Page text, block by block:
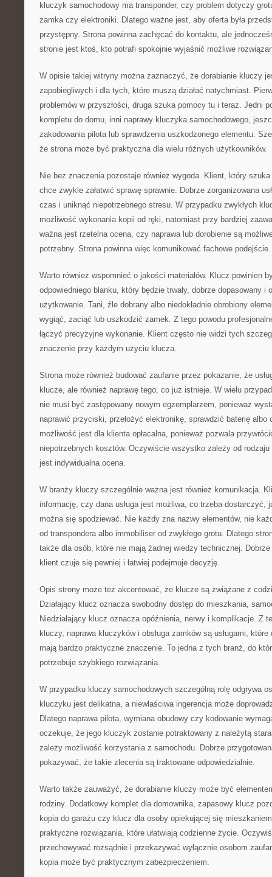
kluczyk samochodowy ma transponder, czy problem dotyczy
zamka czy elektroniki. Dlatego ważne jest, aby oferta była
przystępny. Strona powinna zachęcać do kontaktu, ale
stronie jest ktoś, kto potrafi spokojnie wyjaśnić możliwe
W opisie takiej witryny można zaznaczyć, że dorabianie kluczy
zapobiegliwych i dla tych, które muszą działać natychmiast.
problemów w przyszłości, druga szuka pomocy tu i teraz. Jedni
kompletu do domu, inni naprawy kluczyka samochodowego,
zakodowania pilota lub sprawdzenia uszkodzonego elementu.
że strona może być praktyczna dla wielu różnych użytkowników.
Nie bez znaczenia pozostaje również wygoda. Klient, który
chce zwykle załatwić sprawę sprawnie. Dobrze zorganizowana
czas i uniknąć niepotrzebnego stresu. W przypadku zwykłych
możliwość wykonania kopii od ręki, natomiast przy bardziej
ważna jest rzetelna ocena, czy naprawa lub dorobienie są
potrzebny. Strona powinna więc komunikować fachowe podejście.
Warto również wspomnieć o jakości materiałów. Klucz powinien
odpowiedniego blanku, który będzie trwały, dobrze dopasowany i
użytkowanie. Tani, źle dobrany albo niedokładnie obrobiony
wygiąć, zaciąć lub uszkodzić zamek. Z tego powodu
łączyć precyzyjne wykonanie. Klient często nie widzi tych
znaczenie przy każdym użyciu klucza.
Strona może również budować zaufanie przez pokazanie, że
klucze, ale również naprawę tego, co już istnieje. W wielu
nie musi być zastępowany nowym egzemplarzem, ponieważ
naprawić przyciski, przełożyć elektronikę, sprawdzić baterię albo
możliwość jest dla klienta opłacalna, ponieważ pozwala
niepotrzebnych kosztów. Oczywiście wszystko zależy od
jest indywidualna ocena.
W branży kluczy szczególnie ważna jest również komunikacja.
informację, czy dana usługa jest możliwa, co trzeba dostarczyć,
można się spodziewać. Nie każdy zna nazwy elementów, nie
od transpondera albo immobiliser od zwykłego grotu. Dlatego
także dla osób, które nie mają żadnej wiedzy technicznej. Dobrze
klient czuje się pewniej i łatwiej podejmuje decyzję.
Opis strony może też akcentować, że klucze są związane z
Działający klucz oznacza swobodny dostęp do mieszkania,
Niedziałający klucz oznacza opóźnienia, nerwy i komplikacje. Z
kluczy, naprawa kluczyków i obsługa zamków są usługami,
mają bardzo praktyczne znaczenie. To jedna z tych branż, do
potrzebuje szybkiego rozwiązania.
W przypadku kluczy samochodowych szczególną rolę odgrywa
kluczyku jest delikatna, a niewłaściwa ingerencja może
Dlatego naprawa pilota, wymiana obudowy czy kodowanie
oczekuje, że jego kluczyk zostanie potraktowany z należytą
zależy możliwość korzystania z samochodu. Dobrze
pokazywać, że takie zlecenia są traktowane odpowiedzialnie.
Warto także zauważyć, że dorabianie kluczy może być
rodziny. Dodatkowy komplet dla domownika, zapasowy klucz
kopia do garażu czy klucz dla osoby opiekującej się
praktyczne rozwiązania, które ułatwiają codzienne życie.
przechowywać rozsądnie i przekazywać wyłącznie osobom
kopia może być praktycznym zabezpieczeniem.